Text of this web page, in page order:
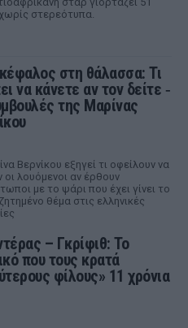
στερεότυπα.
στη θάλασσα: Τι
να κάνετε αν τον δείτε ‑
της Μαρίνας
Βερνίκου εξηγεί τι οφείλουν να
οι λουόμενοι αν έρθουν
με το ψάρι που έχει γίνει το
θέμα στις ελληνικές
– Γκρίφιθ: Το
που τους κρατά
φίλους» 11 χρόνια